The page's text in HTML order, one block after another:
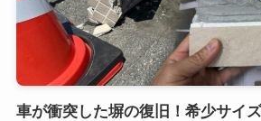
車が衝突した塀の復旧！希少サイ